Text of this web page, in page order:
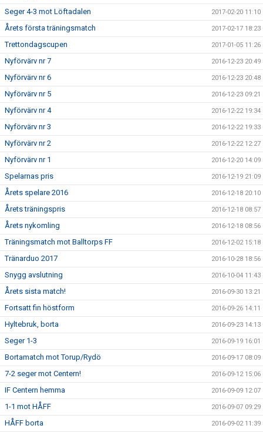
Seger 4-3 mot Löftadalen 2017-02-20 11:10
Årets första träningsmatch 2017-02-17 18:23
Trettondagscupen 2017-01-05 11:26
Nyförvärv nr 7 2016-12-23 20:49
Nyförvärv nr 6 2016-12-23 20:48
Nyförvärv nr 5 2016-12-23 09:21
Nyförvärv nr 4 2016-12-22 19:34
Nyförvärv nr 3 2016-12-22 19:33
Nyförvärv nr 2 2016-12-22 12:27
Nyförvärv nr 1 2016-12-20 14:09
Spelarnas pris 2016-12-19 21:09
Årets spelare 2016 2016-12-18 20:10
Årets träningspris 2016-12-18 08:57
Årets nykomling 2016-12-18 08:56
Träningsmatch mot Balltorps FF 2016-12-02 15:18
Tränarduo 2017 2016-10-28 18:56
Snygg avslutning 2016-10-04 11:43
Årets sista match! 2016-09-30 13:21
Fortsatt fin höstform 2016-09-26 14:11
Hyltebruk, borta 2016-09-23 14:13
Seger 1-3 2016-09-19 16:01
Bortamatch mot Torup/Rydö 2016-09-17 08:09
7-2 seger mot Centern! 2016-09-12 15:06
IF Centern hemma 2016-09-09 12:07
1-1 mot HÅFF 2016-09-07 09:29
HÅFF borta 2016-09-02 11:39